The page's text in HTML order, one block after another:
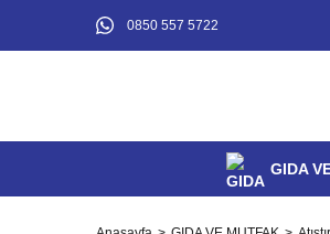
0850 557 5722
GIDA